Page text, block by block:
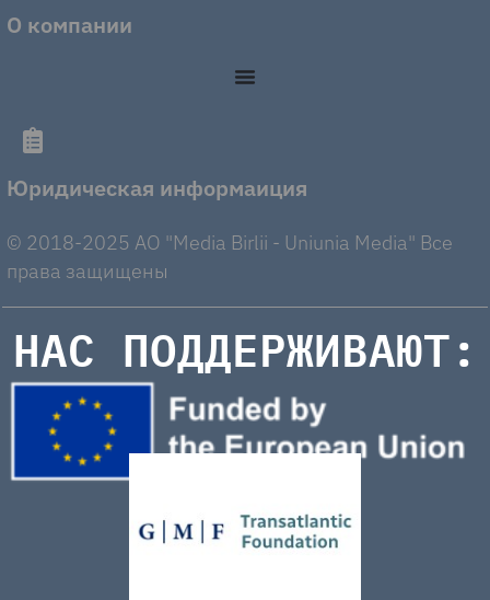
О компании
Юридическая информаиция
© 2018-2025 AO "Media Birlii - Uniunia Media" Все
права защищены
НАС ПОДДЕРЖИВАЮТ: